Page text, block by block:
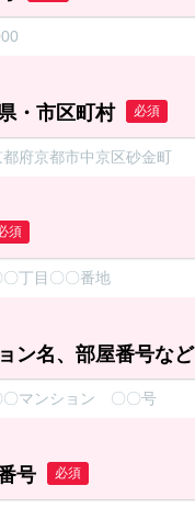
・市区町村 必須
須
ン名、部屋番号など
号 必須